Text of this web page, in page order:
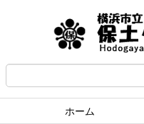
ホーム